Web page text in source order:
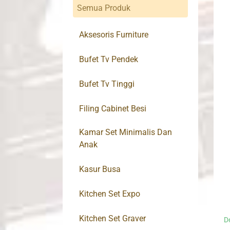
Semua Produk
Aksesoris Furniture
Bufet Tv Pendek
Bufet Tv Tinggi
Filing Cabinet Besi
Kamar Set Minimalis Dan
Anak
Kasur Busa
Kitchen Set Expo
Kitchen Set Graver